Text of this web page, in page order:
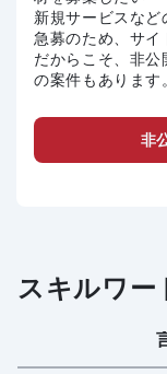
新規サービスな
急募のため、サ
だからこそ、非
の案件もあります
非
スキルワー